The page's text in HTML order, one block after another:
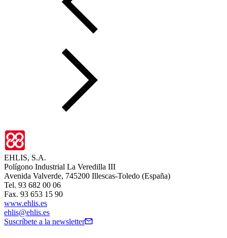
EHLIS, S.A.
Polígono Industrial La Veredilla III
Avenida Valverde, 745200 Illescas-Toledo (España)
Tel. 93 682 00 06
Fax. 93 653 15 90
www.ehlis.es
ehlis@ehlis.es
Suscríbete a la newsletter